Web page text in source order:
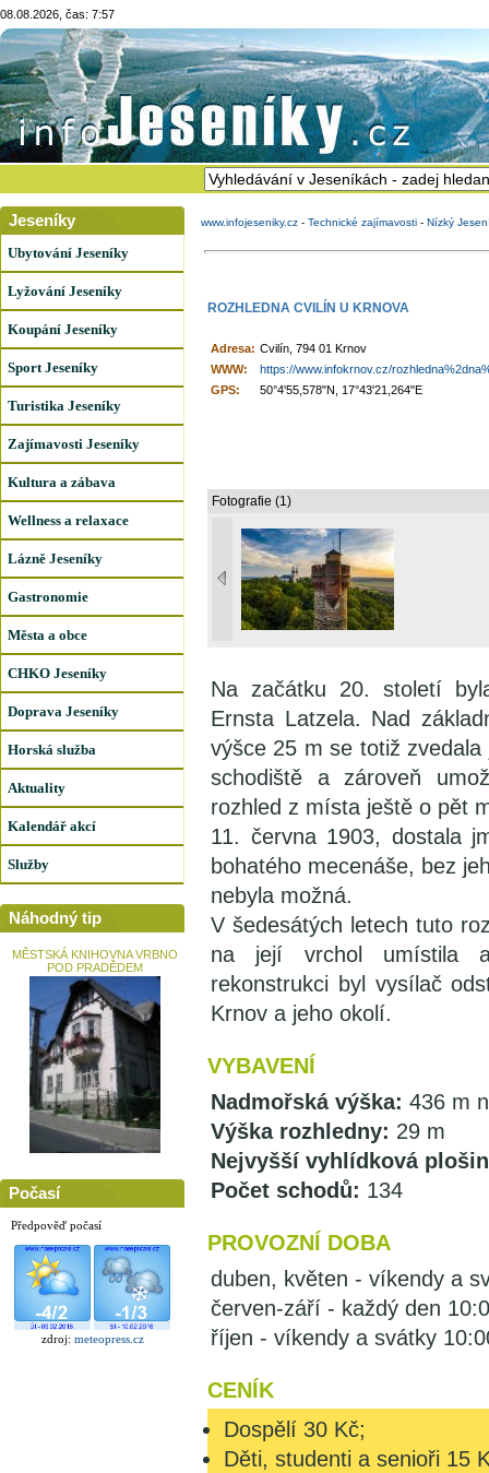
08.08.2026, čas: 7:57
Jeseníky
Ubytování Jeseníky
Lyžování Jeseníky
Koupání Jeseníky
Sport Jeseníky
Turistika Jeseníky
Zajímavosti Jeseníky
Kultura a zábava
Wellness a relaxace
Lázně Jeseníky
Gastronomie
Města a obce
CHKO Jeseníky
Doprava Jeseníky
Horská služba
Aktuality
Kalendář akcí
Služby
Náhodný tip
MĚSTSKÁ KNIHOVNA VRBNO
POD PRADĚDEM
Počasí
Předpověď počasí
zdroj: meteopress.cz
www.infojeseniky.cz - Technické zajímavosti - Nízký
ROZHLEDNA CVILÍN U KRNOVA
Adresa: Cvilín, 794 01 Krnov
WWW:
https://www.infokrnov.cz/
GPS:
50°4'55,578"N, 17°43'21,264"E
Fotografie (1)
Na začátku 20. století
Ernsta Latzela. Nad
výšce 25 m se totiž
schodiště a zároveň
rozhled z místa ještě o pět
11. června 1903, dostala
bohatého mecenáše, bez
nebyla možná.
V šedesátých letech tuto
na její vrchol umístila
rekonstrukci byl vysílač
Krnov a jeho okolí.
VYBAVENÍ
Nadmořská výška: 436 m
Výška rozhledny: 29 m
Nejvyšší vyhlídková
Počet schodů: 134
PROVOZNÍ DOBA
duben, květen - víkendy a
červen-září - každý den
říjen - víkendy a svátky
CENÍK
Dospělí 30 Kč;
Děti, studenti a senioři 15